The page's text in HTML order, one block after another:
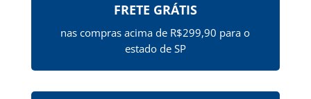
FRETE GRÁTIS
nas compras acima de R$299,90 para o
estado de SP